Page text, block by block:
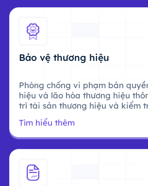
Bảo vệ thương hiệu
Phòng chống vi phạm bản
hiệu và lão hóa thương hiệu
trì tài sản thương hiệu và kiểm
Tìm hiểu thêm